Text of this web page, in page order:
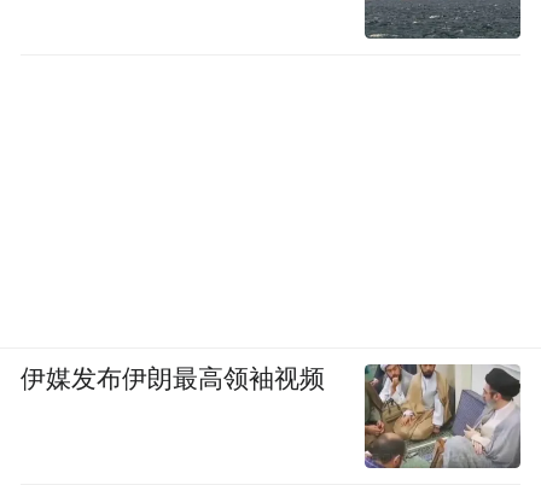
伊媒发布伊朗最高领袖视频